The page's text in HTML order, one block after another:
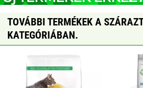
TOVÁBBI TERMÉKEK A
KATEGÓRIÁBAN.